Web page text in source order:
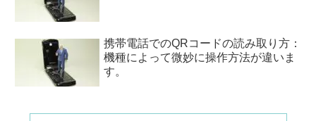
携帯電話でのQRコードの読み取り方：
機種によって微妙に操作方法が違いま
す。